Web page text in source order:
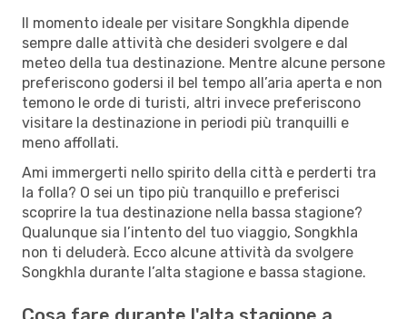
Il momento ideale per visitare Songkhla dipende
sempre dalle attività che desideri svolgere e dal
meteo della tua destinazione. Mentre alcune persone
preferiscono godersi il bel tempo all’aria aperta e non
temono le orde di turisti, altri invece preferiscono
visitare la destinazione in periodi più tranquilli e
meno affollati.
Ami immergerti nello spirito della città e perderti tra
la folla? O sei un tipo più tranquillo e preferisci
scoprire la tua destinazione nella bassa stagione?
Qualunque sia l’intento del tuo viaggio, Songkhla
non ti deluderà. Ecco alcune attività da svolgere
Songkhla durante l’alta stagione e bassa stagione.